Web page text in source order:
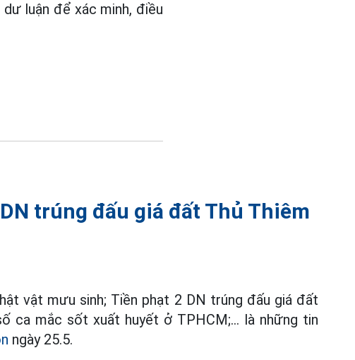
luận để xác minh, điều
trúng đấu giá đất Thủ Thiêm
vật mưu sinh; Tiền phạt 2 DN trúng đấu giá đất
ca mắc sốt xuất huyết ở TPHCM;... là những tin
ngày 25.5.